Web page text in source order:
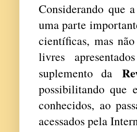
Considerando que
uma parte
científicas, mas
livres
suplemento da
possibilitando que
conhecidos, ao
acessados pela